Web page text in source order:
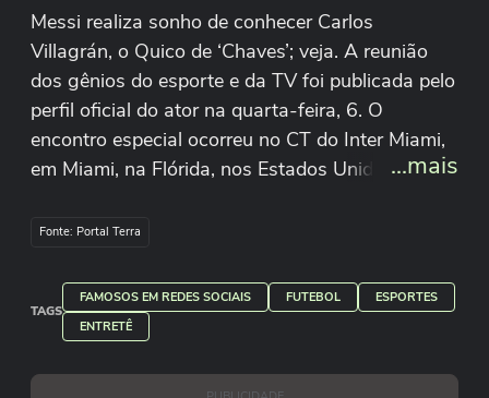
Messi realiza sonho de conhecer Carlos
Villagrán, o Quico de ‘Chaves’; veja. A reunião
dos gênios do esporte e da TV foi publicada pelo
perfil oficial do ator na quarta-feira, 6. O
encontro especial ocorreu no CT do Inter Miami,
em Miami, na Flórida, nos Estados Unidos. Em
um beijinho nas bochechas do craque argentino.
...mais
Fonte: Portal Terra
TAGS
FAMOSOS EM REDES SOCIAIS FUTEBOL
ESPORTES
ENTRETÊ